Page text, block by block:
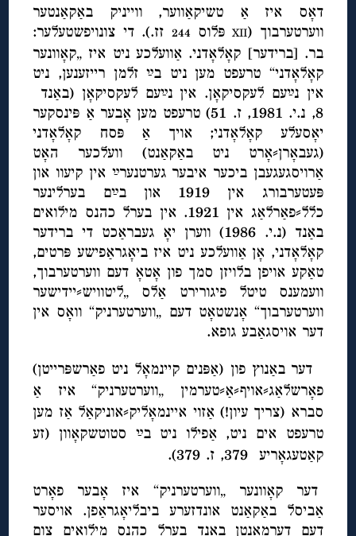
דאָס איז אַ טשיקאַווער, ווייניק באַקאַנטער
ווערטערבוך (XIIפּלוס 244 זז.). די צונויפשטעלער:
בר. [ברידער] קאָלאָדני. אַוועלכע ניט איז „קאָוונער
קאָלאָדני“ טרעפט מען ניט בײַ זלמן רייזענען, ניט
אין נײַעם לעקסיקאָן. איןנײַעם לעקסיקאָן (באַנד
8, נ.י. 1981, ז. 51) טרעפט מען אָבער אַ פּינסקער
יאָסעלע קאָלאָדני; אויך אַ פּסח קאָלאָדני
(געבאָרן⸗אָרט ניט באַקאַנט) וועלכער האָט
אַרויסגעגעבן ביכער איבער גערטנערײַ אין קיעוו און
פּעטערבורג אין 1919 און בײַם בערלינער
כלל⸗פאַרלאַג אין 1921. אין בערל כהנס מילואים
באַנד (נ.י. 1986) ווערן יאָ געבראַכט די ברידער
קאָלאָדני, אָן אַוועלכע ניט איז ביאָגראַפישע פּרטים,
טאַקע אויפן בלויזן סמך פון אָטאָ דעם ווערטערבוך,
וועמענס טיטל פיגורירט אַלס „ליטוויש⸗יידישער
ווערטערבוך“ אָנשטאָט דעם „ווערטערניק“ וואָס אין
דער אויסגאַבע גופא.
דער באַנוץ פון (אַפּנים קיינמאָל ניט פאַרשפּרייטן)
פאָרשלאַג⸗אויף⸗אַ⸗טערמין „ווערטערניק“ איז אַ
סברא (צריך עיון!) אַזוי איינמאָליק⸗אוניקאַל אַז מען
טרעפט אים ניט, אַפילו ניט בײַ סטוטשקאָוון (זע
קאַטעגאָריע 379, ז. 379).
דער קאָוונער „ווערטערניק“ איז אָבער פאָרט
אַביסל באַקאַנט אונדזערע ביבליאָגראַפן. אויסער
דעם דערמאָנטן באַנד בערל כהנס מילואים צום